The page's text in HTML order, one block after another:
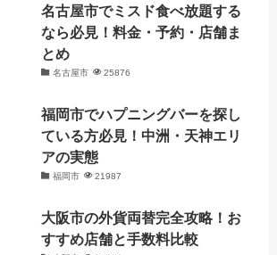
名古屋市でミスド食べ放題する
なら必見！料金・予約・店舗ま
とめ
名古屋市 25876
福岡市でハプニングバーを探し
ている方必見！中洲・天神エリ
アの実態
福岡市 21987
大阪市の外貨両替完全攻略！お
すすめ店舗と手数料比較